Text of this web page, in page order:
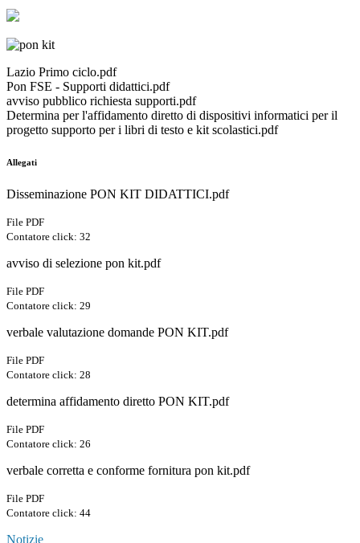
Lazio Primo ciclo.pdf
Pon FSE - Supporti didattici.pdf
avviso pubblico richiesta supporti.pdf
Determina per l'affidamento diretto di dispositivi informatici per il
progetto supporto per i libri di testo e kit scolastici.pdf
Allegati
Disseminazione PON KIT DIDATTICI.pdf
File PDF
Contatore click: 32
avviso di selezione pon kit.pdf
File PDF
Contatore click: 29
verbale valutazione domande PON KIT.pdf
File PDF
Contatore click: 28
determina affidamento diretto PON KIT.pdf
File PDF
Contatore click: 26
verbale corretta e conforme fornitura pon kit.pdf
File PDF
Contatore click: 44
Notizie